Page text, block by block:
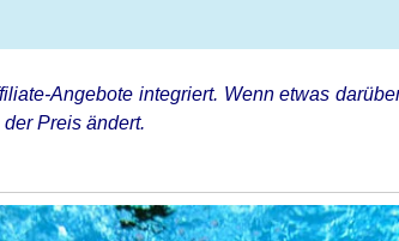
Angebote integriert. Wenn etwas
Preis ändert.